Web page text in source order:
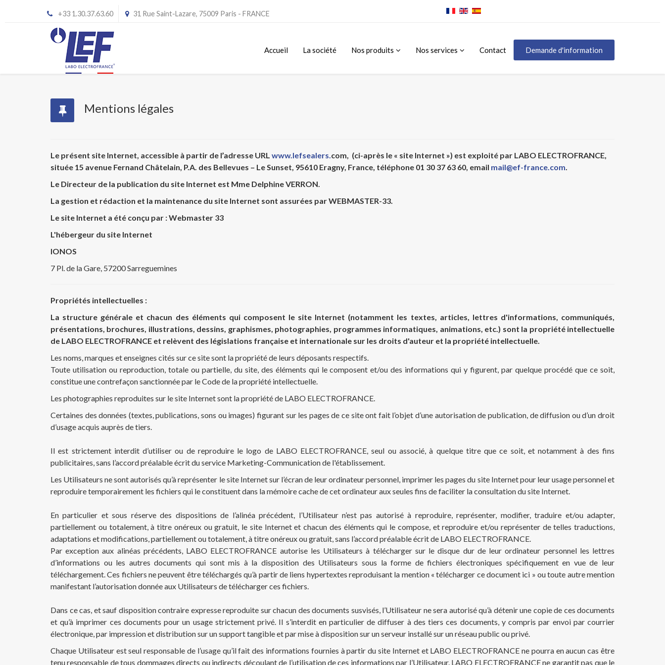
+33 1.30.37.63.60 31 Rue Saint-Lazare, 75009 Paris - FRANCE
Accueil La société Nos produits Nos services Contact Demande d'information
Mentions légales
Le présent site Internet, accessible à partir de l’adresse URL www.lefsealers.com, (ci-après le « site Internet ») est exploité par LABO ELECTROFRANCE,
située 15 avenue Fernand Châtelain, P.A. des Bellevues – Le Sunset, 95610 Eragny, France, téléphone 01 30 37 63 60, email mail@ef-france.com.
Le Directeur de la publication du site Internet est Mme Delphine VERRON.
La gestion et rédaction et la maintenance du site Internet sont assurées par WEBMASTER-33.
Le site Internet a été conçu par :Webmaster 33
L'hébergeur du site Internet
IONOS
7 Pl. de la Gare, 57200 Sarreguemines
Propriétés intellectuelles :
La structure générale et chacun des éléments qui composent le site Internet (notamment les textes, articles, lettres d'informations, communiqués,
présentations, brochures, illustrations, dessins, graphismes, photographies, programmes informatiques, animations, etc.) sont la propriété intellectuelle
de LABO ELECTROFRANCE et relèvent des législations française et internationale sur les droits d'auteur et la propriété intellectuelle.
Les noms, marques et enseignes cités sur ce site sont la propriété de leurs déposants respectifs.
Toute utilisation ou reproduction, totale ou partielle, du site, des éléments qui le composent et/ou des informations qui y figurent, par quelque procédé que ce soit,
constitue une contrefaçon sanctionnée par le Code de la propriété intellectuelle.
Les photographies reproduites sur le site Internet sont la propriété de LABO ELECTROFRANCE.
Certaines des données (textes, publications, sons ou images) figurant sur les pages de ce site ont fait l’objet d’une autorisation de publication, de diffusion ou d’un droit
d’usage acquis auprès de tiers.
Il est strictement interdit d’utiliser ou de reproduire le logo de LABO ELECTROFRANCE, seul ou associé, à quelque titre que ce soit, et notamment à des fins
publicitaires, sans l’accord préalable écrit du service Marketing-Communication de l'établissement.
Les Utilisateurs ne sont autorisés qu’à représenter le site Internet sur l’écran de leur ordinateur personnel, imprimer les pages du site Internet pour leur usage personnel et
reproduire temporairement les fichiers qui le constituent dans la mémoire cache de cet ordinateur aux seules fins de faciliter la consultation du site Internet.
En particulier et sous réserve des dispositions de l’alinéa précédent, l’Utilisateur n’est pas autorisé à reproduire, représenter, modifier, traduire et/ou adapter,
partiellement ou totalement, à titre onéreux ou gratuit, le site Internet et chacun des éléments qui le compose, et reproduire et/ou représenter de telles traductions,
adaptations et modifications, partiellement ou totalement, à titre onéreux ou gratuit, sans l’accord préalable écrit de LABO ELECTROFRANCE.
Par exception aux alinéas précédents, LABO ELECTROFRANCE autorise les Utilisateurs à télécharger sur le disque dur de leur ordinateur personnel les lettres
d’informations ou les autres documents qui sont mis à la disposition des Utilisateurs sous la forme de fichiers électroniques spécifiquement en vue de leur
téléchargement. Ces fichiers ne peuvent être téléchargés qu’à partir de liens hypertextes reproduisant la mention « télécharger ce document ici » ou toute autre mention
manifestant l’autorisation donnée aux Utilisateurs de télécharger ces fichiers.
Dans ce cas, et sauf disposition contraire expresse reproduite sur chacun des documents susvisés, l’Utilisateur ne sera autorisé qu’à détenir une copie de ces documents
et qu’à imprimer ces documents pour un usage strictement privé. Il s’interdit en particulier de diffuser à des tiers ces documents, y compris par envoi par courrier
électronique, par impression et distribution sur un support tangible et par mise à disposition sur un serveur installé sur un réseau public ou privé.
Chaque Utilisateur est seul responsable de l’usage qu’il fait des informations fournies à partir du site Internet et LABO ELECTROFRANCE ne pourra en aucun cas être
tenu responsable de tous dommages directs ou indirects découlant de l’utilisation de ces informations par l’Utilisateur. LABO ELECTROFRANCE ne garantit pas que le